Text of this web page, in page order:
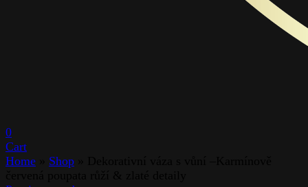
0
Cart
Home
Shop